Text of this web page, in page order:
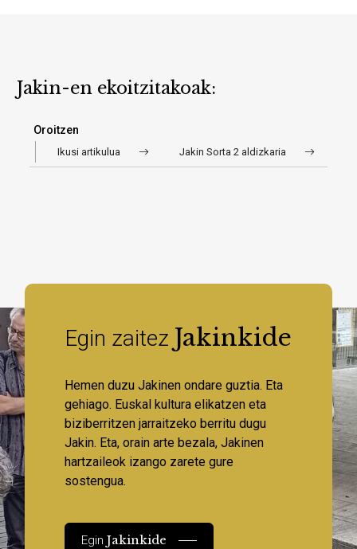
Jakin-en ekoitzitakoak:
Oroitzen
Ikusi artikulua Jakin Sorta 2 aldizkaria
Egin zaitez Jakinkide
Hemen duzu Jakinen ondare guztia. Eta
gehiago. Euskal kultura elikatzen eta
biziberritzen jarraitzeko berritu dugu
Jakin. Eta, orain arte bezala, Jakinen
hartzaileok izango zarete gure
sostengua.
EginJakinkide